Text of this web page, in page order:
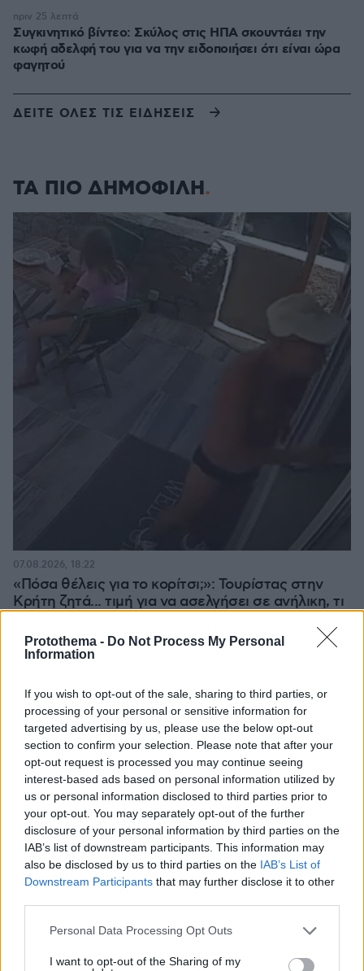
Protothema - Do Not Process My Personal
Information
If you wish to opt-out of the sale, sharing to third parties, or
processing of your personal or sensitive information for
targeted advertising by us, please use the below opt-out
section to confirm your selection. Please note that after your
opt-out request is processed you may continue seeing
interest-based ads based on personal information utilized by
us or personal information disclosed to third parties prior to
your opt-out. You may separately opt-out of the further
disclosure of your personal information by third parties on the
IAB’s list of downstream participants. This information may
also be disclosed by us to third parties on the IAB’s List of
Downstream Participants that may further disclose it to other
Please note that this website/app uses one or more Google
not limited to your visit or usage behaviour. You may click to
Personal Data Processing Opt Outs
I want to opt-out of the Sharing of my
Συγκινητικό βίντεο: Σκύλος στις ΗΠΑ σκουντάει την
κωφή αδελφή του για να την ειδοποιήσει ότι είναι ώρα
φαγητού
πριν 25 λεπτά
ΔΕΙΤΕ ΟΛΕΣ ΤΙΣ ΕΙΔΗΣΕΙΣ
ΤΑ ΠΙΟ ΔΗΜΟΦΙΛΗ
«Πόσα θέλεις για το κορίτσι;»: Τουρίστας στην
Κρήτη ζητά... τιμή για να ασελγήσει σε ανήλικη, τι
07.08.2026, 18:22